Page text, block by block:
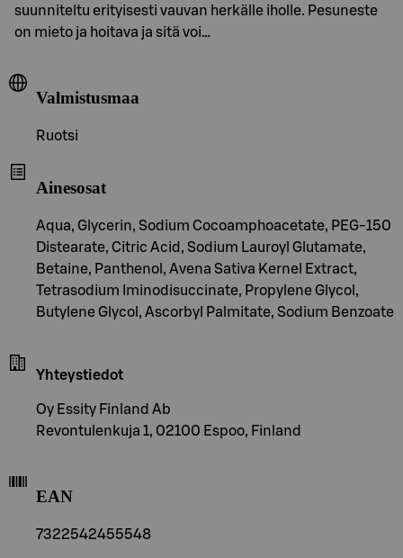
suunniteltu erityisesti vauvan herkälle iholle. Pesuneste
on mieto ja hoitava ja sitä voi…
Valmistusmaa
Ruotsi
Ainesosat
Aqua, Glycerin, Sodium Cocoamphoacetate, PEG-150
Distearate, Citric Acid, Sodium Lauroyl Glutamate,
Betaine, Panthenol, Avena Sativa Kernel Extract,
Tetrasodium Iminodisuccinate, Propylene Glycol,
Butylene Glycol, Ascorbyl Palmitate, Sodium Benzoate
Yhteystiedot
Oy Essity Finland Ab
Revontulenkuja 1, 02100 Espoo, Finland
EAN
7322542455548